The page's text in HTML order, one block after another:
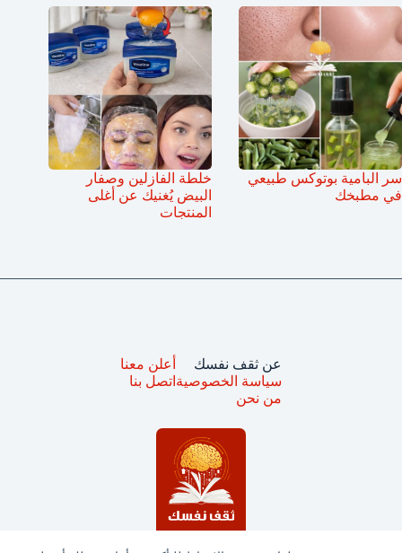
سر البامية بوتوكس طبيعي
في مطبخك
خلطة الفازلين وصفار
البيض يُغنيك عن أغلى
المنتجات
عن ثقف نفسك
سياسة الخصوصية
من نحن
أعلن معنا
اتصل بنا